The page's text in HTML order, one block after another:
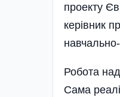
проекту
керівник
Робота
Сама